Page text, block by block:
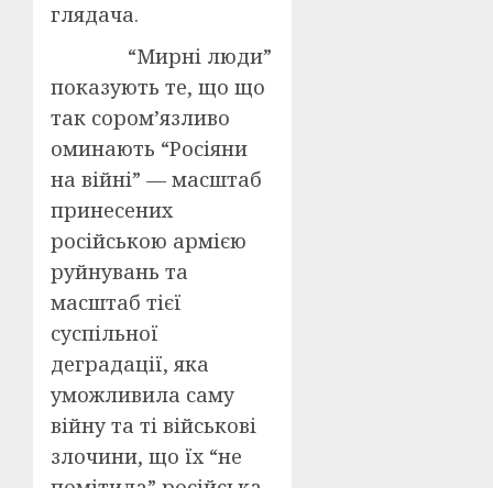
глядача.
“Мирні люди”
показують те, що що
так сором’язливо
оминають “Росіяни
на війні” — масштаб
принесених
російською армією
руйнувань та
масштаб тієї
суспільної
деградації, яка
уможливила саму
війну та ті військові
злочини, що їх “не